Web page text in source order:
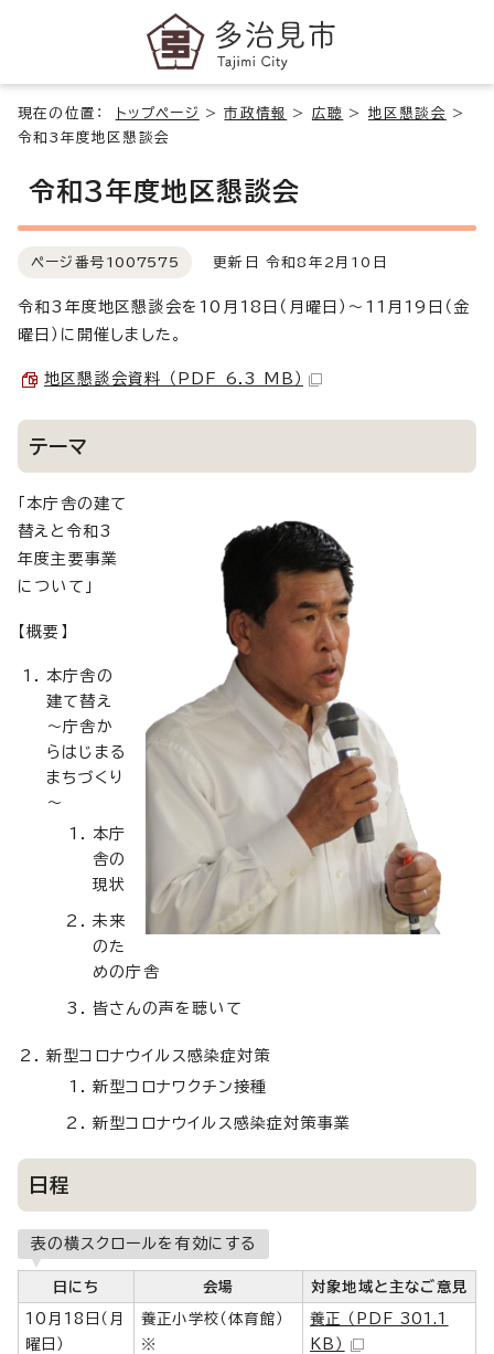
現在の位置： トップページ >市政情報 > 広聴 > 地区懇談会
>
令和3年度地区懇談会
令和3年度地区懇談会
ページ番号 1007575 更新日 令和8年2月10日
令和3年度地区懇談会を10月18日（月曜日）～11月19日（金
曜日）に開催しました。
地区懇談会資料 （PDF 6.3 MB）
テーマ
「本庁舎の建て
替えと令和3
年度主要事業
について」
【概要】
本庁舎の
建て替え
～庁舎か
らはじまる
まちづくり
～
本庁
舎の
現状
未来
のた
めの庁舎
皆さんの声を聴いて
新型コロナウイルス感染症対策
新型コロナワクチン接種
新型コロナウイルス感染症対策事業
日程
表の横スクロールを有効にする
日にち 会場 対象地域と主なご意見
10月18日（月
曜日）
養正小学校（体育館）
※
養正 （PDF 301.1
KB）